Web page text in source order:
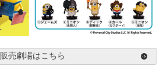
販売劇場はこちら